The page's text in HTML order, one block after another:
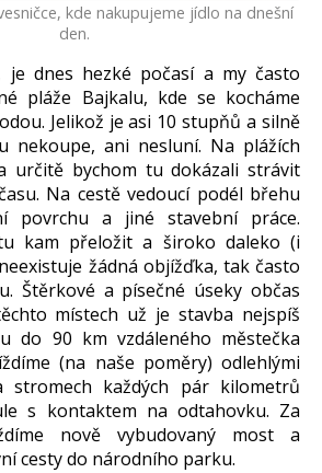
kde nakupujeme jídlo na dnešní
den.
je dnes hezké počasí a my často
pláže Bajkalu, kde se kocháme
Jelikož je asi 10 stupňů a silně
nekoupe, ani nesluní. Na plážích
určitě bychom tu dokázali strávit
Na cestě vedoucí podél břehu
povrchu a jiné stavební práce.
kam přeložit a široko daleko (i
žádná objížďka, tak často
Štěrkové a písečné úseky občas
místech už je stavba nejspíš
do 90 km vzdáleného městečka
(na naše poměry) odlehlými
stromech každých pár kilometrů
s kontaktem na odtahovku. Za
nově vybudovaný most a
cesty do národního parku.